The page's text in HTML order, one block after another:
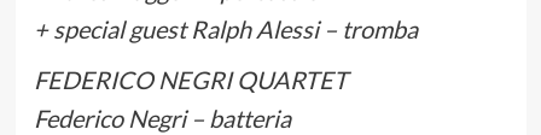
+ special guest Ralph Alessi – tromba
FEDERICO NEGRI QUARTET
Federico Negri – batteria